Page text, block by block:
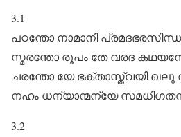
3.1
പഠന്തോ നാമാനി
സ്മരന്തോ രൂപം തേ വരദ
ചരന്തോ യേ ഭക്താസ്ത്വയി ഖലു
നഹം ധന്യാന്മന്യേ
3.2